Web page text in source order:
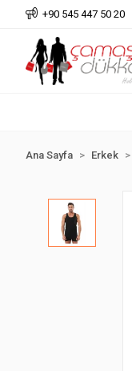
+90 545 447 50 20
Ana Sayfa Erkek